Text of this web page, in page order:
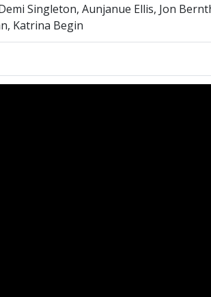
Singleton, Aunjanue Ellis, Jon
Katrina Begin